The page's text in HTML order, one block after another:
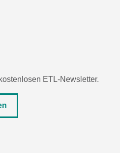
ETL-Newsletter.